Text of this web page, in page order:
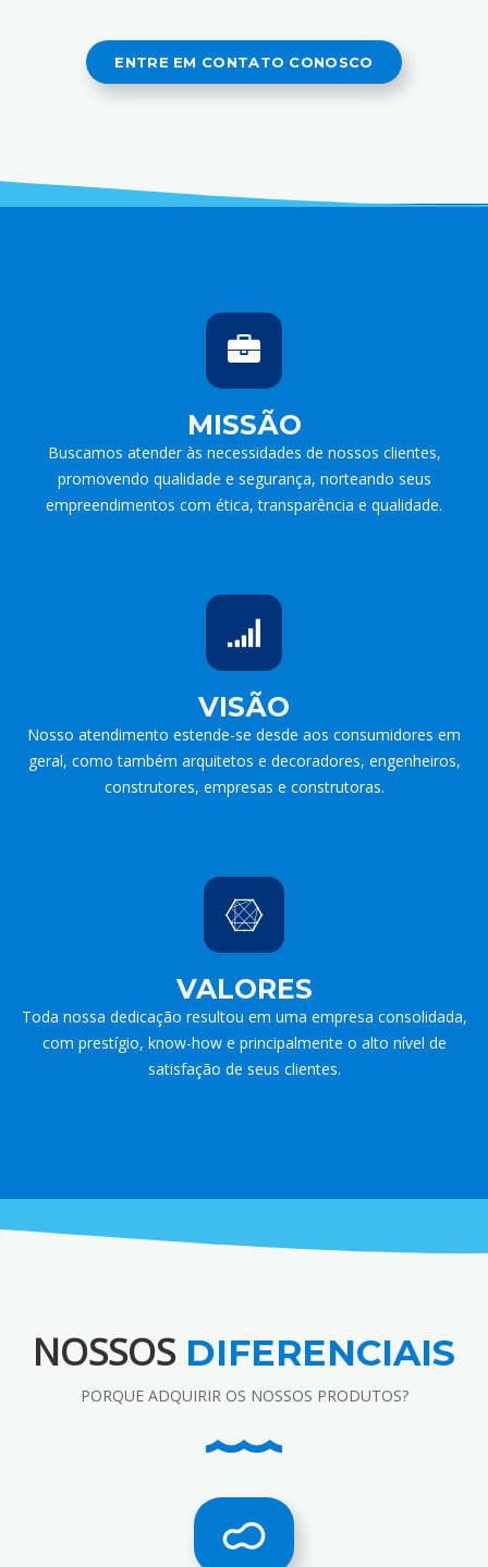
ENTRE EM CONTATO CONOSCO
MISSÃO
Buscamos atender às necessidades de nossos clientes,
promovendo qualidade e segurança, norteando seus
empreendimentos com ética, transparência e qualidade.
VISÃO
Nosso atendimento estende-se desde aos consumidores em
geral, como também arquitetos e decoradores, engenheiros,
construtores, empresas e construtoras.
VALORES
Toda nossa dedicação resultou em uma empresa consolidada,
com prestígio, know-how e principalmente o alto nível de
satisfação de seus clientes.
NOSSOS DIFERENCIAIS
PORQUE ADQUIRIR OS NOSSOS PRODUTOS?